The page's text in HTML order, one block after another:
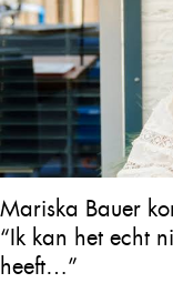
Mariska Bauer
“Ik kan het echt
heeft…”